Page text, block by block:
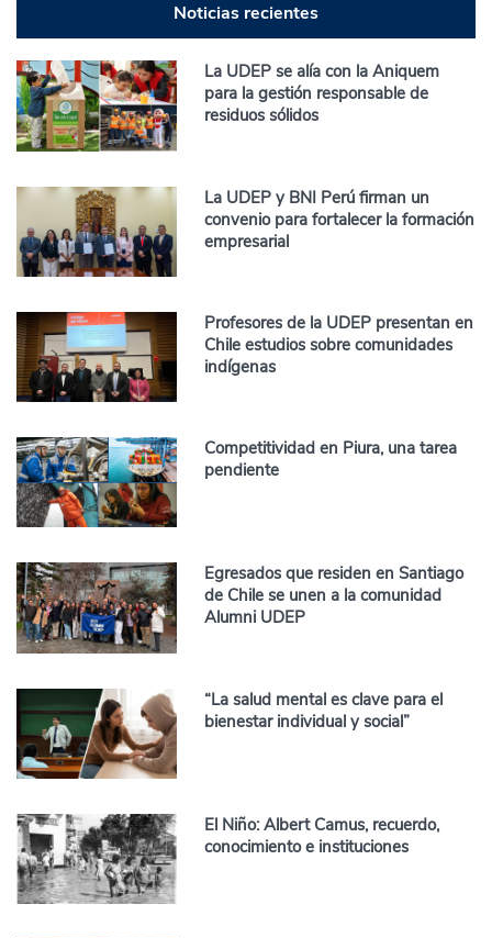
Noticias recientes
La UDEP se alía con la Aniquem
para la gestión responsable de
residuos sólidos
La UDEP y BNI Perú firman un
convenio para fortalecer la formación
empresarial
Profesores de la UDEP presentan en
Chile estudios sobre comunidades
indígenas
Competitividad en Piura, una tarea
pendiente
Egresados que residen en Santiago
de Chile se unen a la comunidad
Alumni UDEP
“La salud mental es clave para el
bienestar individual y social”
El Niño: Albert Camus, recuerdo,
conocimiento e instituciones